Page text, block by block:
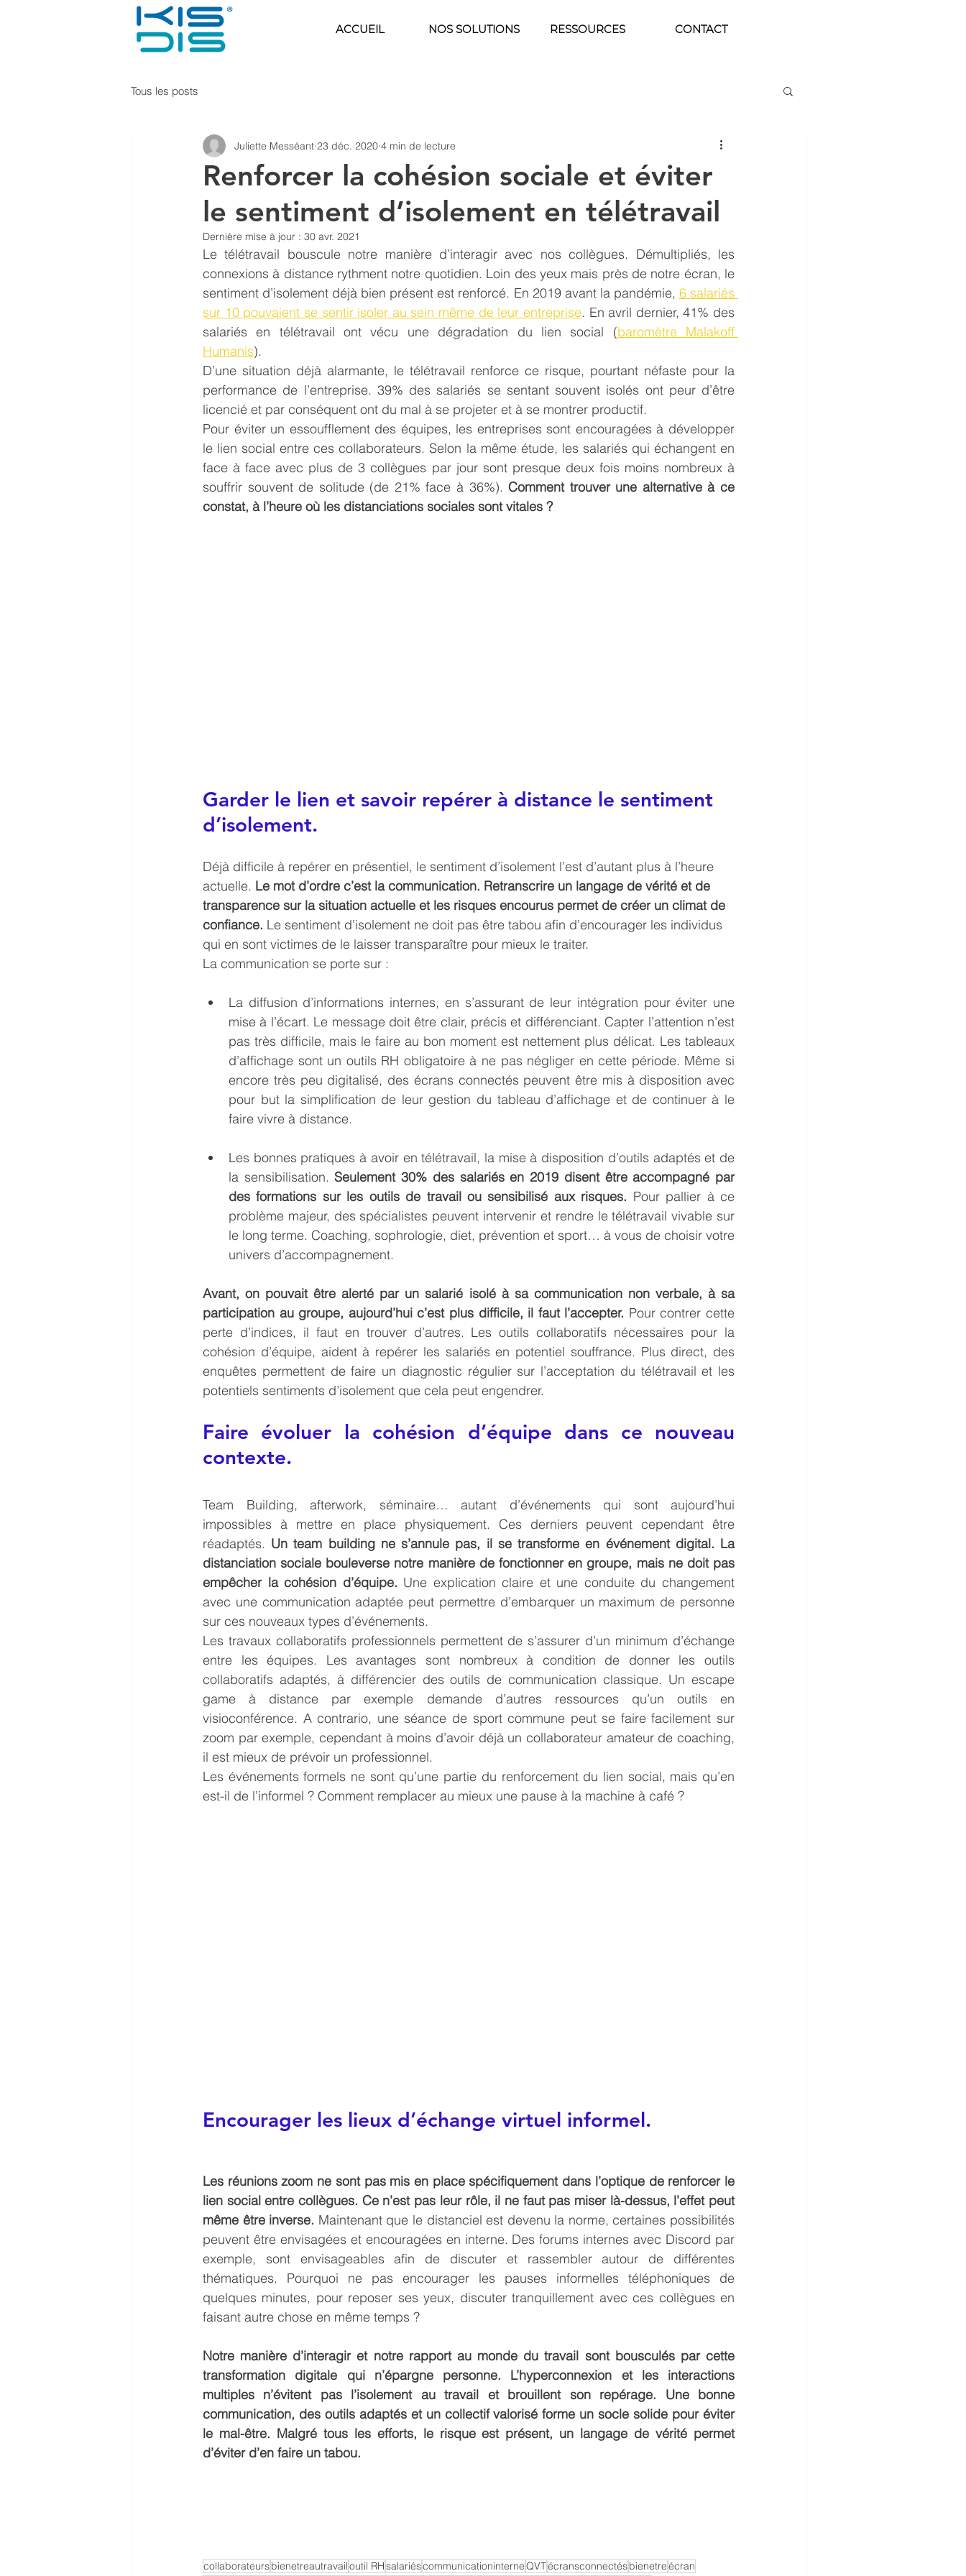
ACCUEIL NOS SOLUTIONS RESSOURCES CONTACT
Tous les posts
Renforcer la cohésion sociale et éviter
le sentiment d’isolement en télétravail
Juliette Messéant 23 déc. 2020 4 min de lecture
Dernière mise à jour : 30 avr. 2021
Le télétravail bouscule notre manière d’interagir avec nos collègues. Démultipliés, les
connexions à distance rythment notre quotidien. Loin des yeux mais près de notre écran, le
sentiment d’isolement déjà bien présent est renforcé. En 2019 avant la pandémie, 6 salariés
sur 10 pouvaient se sentir isoler au sein même de leur entreprise. En avril dernier, 41% des
salariés en télétravail ont vécu une dégradation du lien social (baromètre Malakoff
Humanis).
D’une situation déjà alarmante, le télétravail renforce ce risque, pourtant néfaste pour la
performance de l’entreprise. 39% des salariés se sentant souvent isolés ont peur d’être
licencié et par conséquent ont du mal à se projeter et à se montrer productif.
Pour éviter un essoufflement des équipes, les entreprises sont encouragées à développer
le lien social entre ces collaborateurs. Selon la même étude, les salariés qui échangent en
face à face avec plus de 3 collègues par jour sont presque deux fois moins nombreux à
souffrir souvent de solitude (de 21% face à 36%). Comment trouver une alternative à ce
constat, à l’heure où les distanciations sociales sont vitales ?
Garder le lien et savoir repérer à distance le sentiment
d’isolement.
Déjà difficile à repérer en présentiel, le sentiment d’isolement l’est d’autant plus à l’heure
actuelle. Le mot d’ordre c’est la communication. Retranscrire un langage de vérité et de
transparence sur la situation actuelle et les risques encourus permet de créer un climat de
confiance. Le sentiment d’isolement ne doit pas être tabou afin d’encourager les individus
qui en sont victimes de le laisser transparaître pour mieux le traiter.
La communication se porte sur :
La diffusion d’informations internes, en s’assurant de leur intégration pour éviter une
mise à l’écart. Le message doit être clair, précis et différenciant. Capter l’attention n’est
pas très difficile, mais le faire au bon moment est nettement plus délicat. Les tableaux
d’affichage sont un outils RH obligatoire à ne pas négliger en cette période. Même si
encore très peu digitalisé, des écrans connectés peuvent être mis à disposition avec
pour but la simplification de leur gestion du tableau d’affichage et de continuer à le
faire vivre à distance.
Les bonnes pratiques à avoir en télétravail, la mise à disposition d’outils adaptés et de
la sensibilisation. Seulement 30% des salariés en 2019 disent être accompagné par
des formations sur les outils de travail ou sensibilisé aux risques. Pour pallier à ce
problème majeur, des spécialistes peuvent intervenir et rendre le télétravail vivable sur
le long terme. Coaching, sophrologie, diet, prévention et sport… à vous de choisir votre
univers d’accompagnement.
Avant, on pouvait être alerté par un salarié isolé à sa communication non verbale, à sa
participation au groupe, aujourd’hui c’est plus difficile, il faut l’accepter. Pour contrer cette
perte d’indices, il faut en trouver d’autres. Les outils collaboratifs nécessaires pour la
cohésion d’équipe, aident à repérer les salariés en potentiel souffrance. Plus direct, des
enquêtes permettent de faire un diagnostic régulier sur l’acceptation du télétravail et les
potentiels sentiments d’isolement que cela peut engendrer.
Faire évoluer la cohésion d’équipe dans ce nouveau
contexte.
Team Building, afterwork, séminaire… autant d’événements qui sont aujourd’hui
impossibles à mettre en place physiquement. Ces derniers peuvent cependant être
réadaptés. Un team building ne s’annule pas, il se transforme en événement digital. La
distanciation sociale bouleverse notre manière de fonctionner en groupe, mais ne doit pas
empêcher la cohésion d’équipe. Une explication claire et une conduite du changement
avec une communication adaptée peut permettre d’embarquer un maximum de personne
sur ces nouveaux types d’événements.
Les travaux collaboratifs professionnels permettent de s’assurer d’un minimum d’échange
entre les équipes. Les avantages sont nombreux à condition de donner les outils
collaboratifs adaptés, à différencier des outils de communication classique. Un escape
game à distance par exemple demande d’autres ressources qu’un outils en
visioconférence. A contrario, une séance de sport commune peut se faire facilement sur
zoom par exemple, cependant à moins d’avoir déjà un collaborateur amateur de coaching,
il est mieux de prévoir un professionnel.
Les événements formels ne sont qu’une partie du renforcement du lien social, mais qu’en
est-il de l’informel ? Comment remplacer au mieux une pause à la machine à café ?
Encourager les lieux d’échange virtuel informel.
Les réunions zoom ne sont pas mis en place spécifiquement dans l’optique de renforcer le
lien social entre collègues. Ce n’est pas leur rôle, il ne faut pas miser là-dessus, l’effet peut
même être inverse. Maintenant que le distanciel est devenu la norme, certaines possibilités
peuvent être envisagées et encouragées en interne. Des forums internes avec Discord par
exemple, sont envisageables afin de discuter et rassembler autour de différentes
thématiques. Pourquoi ne pas encourager les pauses informelles téléphoniques de
quelques minutes, pour reposer ses yeux, discuter tranquillement avec ces collègues en
faisant autre chose en même temps ?
Notre manière d’interagir et notre rapport au monde du travail sont bousculés par cette
transformation digitale qui n’épargne personne. L’hyperconnexion et les interactions
multiples n’évitent pas l’isolement au travail et brouillent son repérage. Une bonne
communication, des outils adaptés et un collectif valorisé forme un socle solide pour éviter
le mal-être. Malgré tous les efforts, le risque est présent, un langage de vérité permet
d’éviter d’en faire un tabou.
collaborateursbienetreautravailoutil RHsalariéscommunicationinterneQVTécransconnectésbienetreécran